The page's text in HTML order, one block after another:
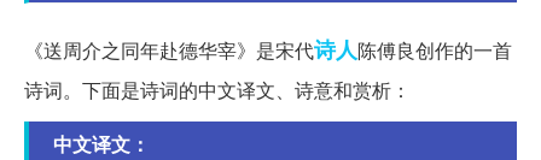
《送周介之同年赴德华宰》是宋代诗人陈傅良创作的一首
诗词。下面是诗词的中文译文、诗意和赏析：
中文译文：